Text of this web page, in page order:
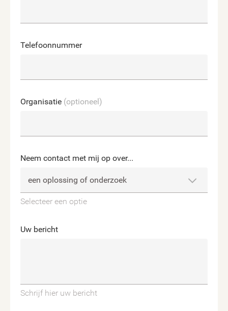
Telefoonnummer
Organisatie (optioneel)
Neem contact met mij op over...
Selecteer een optie
Uw bericht
Schrijf hier uw bericht